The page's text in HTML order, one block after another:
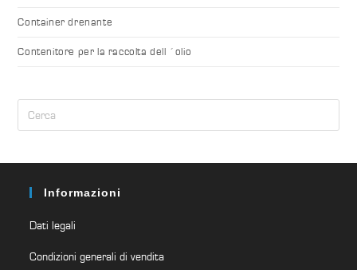
Container drenante
Contenitore per la raccolta dell ´olio
Informazioni
Dati legali
Condizioni generali di vendita